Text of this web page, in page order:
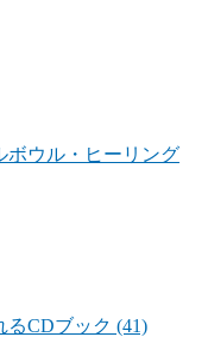
ボウル・ヒーリング
るCDブック (41)